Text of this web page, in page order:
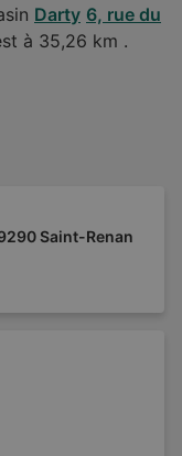
Darty 6, rue du
à 35,26 km .
Saint-Renan